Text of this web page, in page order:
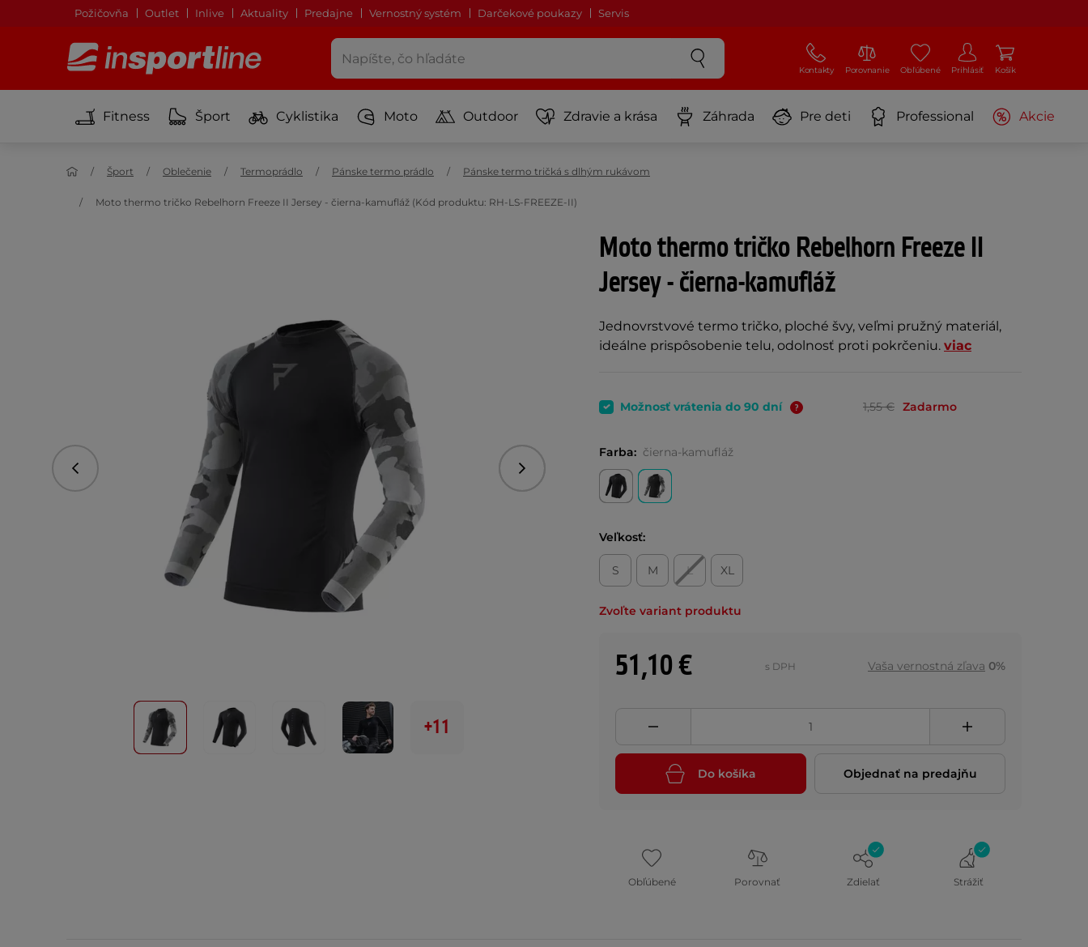
Požičovňa Outlet Inlive Aktuality Predajne Vernostný systém Darčekové poukazy Servis
Kontakty Porovnanie Obľúbené Prihlásiť Košík
Fitness Šport Cyklistika Moto Outdoor Zdravie a krása Záhrada Pre deti Professional Akcie
Šport Oblečenie Termoprádlo Pánske termo prádlo Pánske termo tričká s dlhým rukávom
Moto thermo tričko Rebelhorn Freeze II Jersey - čierna-kamufláž (Kód produktu: RH-LS-FREEZE-II)
Moto thermo tričko Rebelhorn Freeze II
Jersey - čierna-kamufláž
Jednovrstvové termo tričko, ploché švy, veľmi pružný materiál,
ideálne prispôsobenie telu, odolnosť proti pokrčeniu. viac
Predchádzajúce Nasledujúce
+11
Možnosť vrátenia do 90 dní 1,55 € Zadarmo
Farba: čierna-kamufláž
Veľkosť:
S M L XL
Zvoľte variant produktu
51,10 € s DPH Vaša vernostná zľava 0%
Do košíka Objednať na predajňu
Obľúbené Porovnať Zdielať Strážiť